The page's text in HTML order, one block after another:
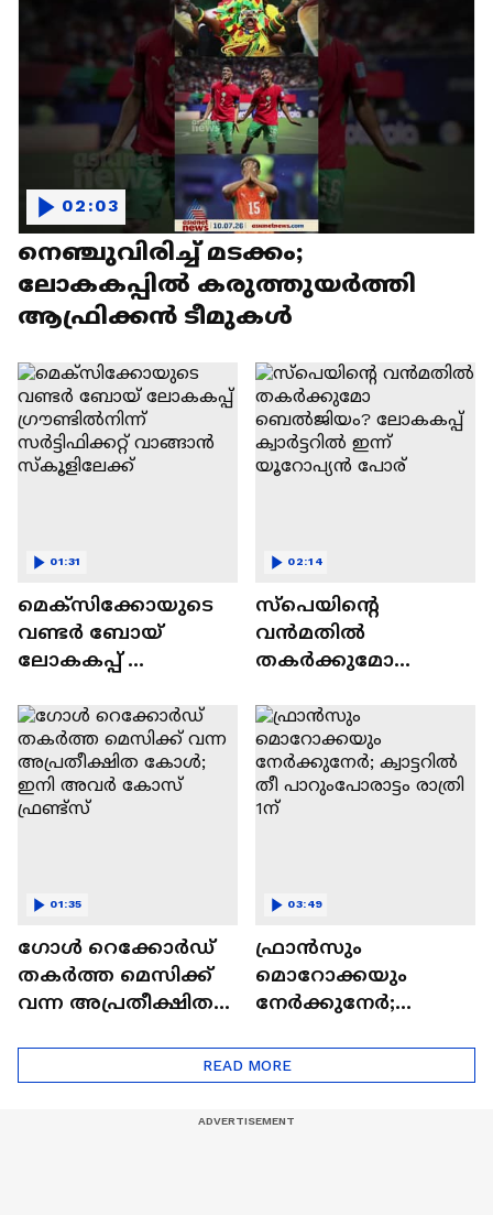
നെഞ്ചുവിരിച്ച് മടക്കം;
ലോകകപ്പിൽ കരുത്തുയർത്തി
ആഫ്രിക്കൻ ടീമുകൾ
02:03
മെക്സിക്കോയുടെ
വണ്ടർ ബോയ്
ലോകകപ്പ് ​
‌സർട്ടിഫിക്കറ്റ്
വാങ്ങാൻ
സ്കൂളിലേക്ക്
01:31
സ്പെയിന്റെ
വൻമതിൽ
തകർക്കുമോ
ലോകകപ്പ് ക്വാർട്ടറിൽ
ഇന്ന് യൂറോപ്യൻ
പോര്
02:14
ഗോൾ റെക്കോര്‍ഡ്
തകര്‍ത്ത മെസിക്ക്
വന്ന അപ്രതീക്ഷിത
01:35
ഫ്രാൻസും
മൊറോക്കയും
നേർക്കുനേർ;
പാറുംപോരാട്ടം രാത്രി
1ന്
03:49
READ MORE